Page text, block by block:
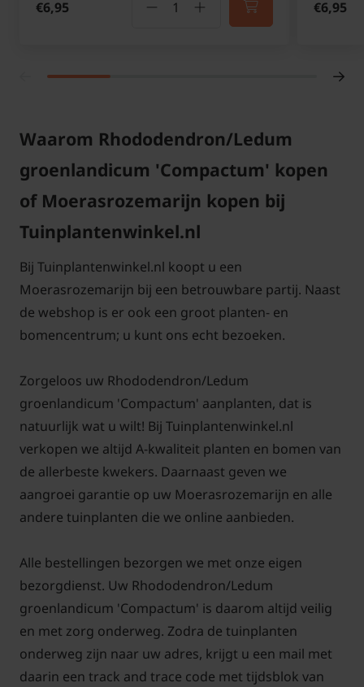
€6,95 €6,95
Waarom Rhododendron/Ledum
groenlandicum 'Compactum' kopen
of Moerasrozemarijn kopen bij
Tuinplantenwinkel.nl
Bij Tuinplantenwinkel.nl koopt u een
Moerasrozemarijn bij een betrouwbare partij. Naast
de webshop is er ook een groot planten- en
bomencentrum; u kunt ons echt bezoeken.
Zorgeloos uw Rhododendron/Ledum
groenlandicum 'Compactum' aanplanten, dat is
natuurlijk wat u wilt! Bij Tuinplantenwinkel.nl
verkopen we altijd A-kwaliteit planten en bomen van
de allerbeste kwekers. Daarnaast geven we
aangroei garantie op uw Moerasrozemarijn en alle
andere tuinplanten die we online aanbieden.
Alle bestellingen bezorgen we met onze eigen
bezorgdienst. Uw Rhododendron/Ledum
groenlandicum 'Compactum' is daarom altijd veilig
en met zorg onderweg. Zodra de tuinplanten
onderweg zijn naar uw adres, krijgt u een mail met
daarin een track and trace code met tijdsblok van